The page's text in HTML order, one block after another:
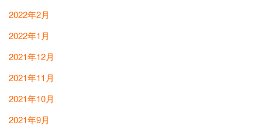
2022年2月
2022年1月
2021年12月
2021年11月
2021年10月
2021年9月